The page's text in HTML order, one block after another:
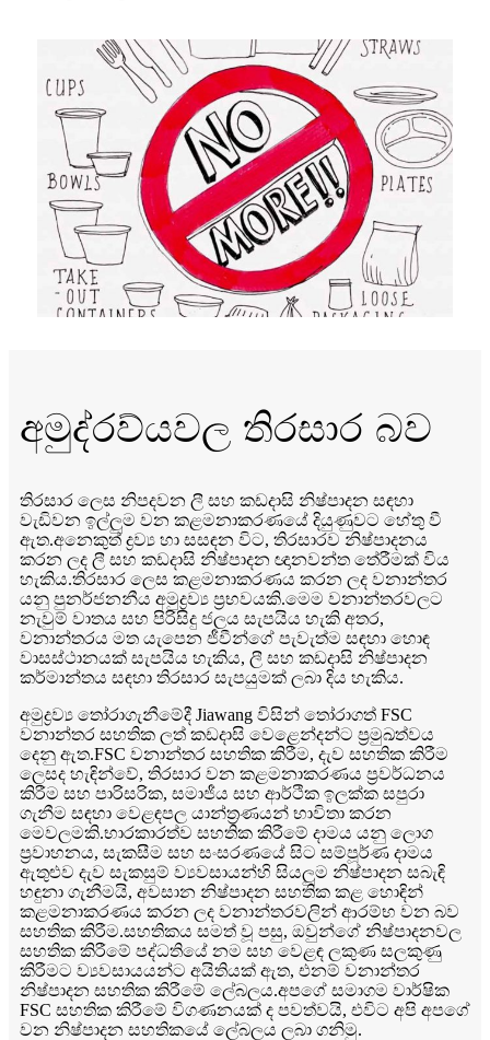
අමුද්රව්යවල තිරසාර බව
තිරසාර ලෙස නිපදවන ලී සහ කඩදාසි නිෂ්පාදන සඳහා
වැඩිවන ඉල්ලුම වන කළමනාකරණයේ දියුණුවට හේතු වී
ඇත.අනෙකුත් ද්‍රව්‍ය හා සසඳන විට, තිරසාරව නිෂ්පාදනය
කරන ලද ලී සහ කඩදාසි නිෂ්පාදන ඥානවන්ත තේරීමක් විය
හැකිය.තිරසාර ලෙස කළමනාකරණය කරන ලද වනාන්තර
යනු පුනර්ජනනීය අමුද්‍රව්‍ය ප්‍රභවයකි.මෙම වනාන්තරවලට
නැවුම් වාතය සහ පිරිසිදු ජලය සැපයිය හැකි අතර,
වනාන්තරය මත යැපෙන ජීවීන්ගේ පැවැත්ම සඳහා හොඳ
වාසස්ථානයක් සැපයිය හැකිය, ලී සහ කඩදාසි නිෂ්පාදන
කර්මාන්තය සඳහා තිරසාර සැපයුමක් ලබා දිය හැකිය.
අමුද්‍රව්‍ය තෝරාගැනීමේදී Jiawang විසින් තෝරාගත් FSC
වනාන්තර සහතික ලත් කඩදාසි වෙළෙන්දන්ට ප්‍රමුඛත්වය
දෙනු ඇත.FSC වනාන්තර සහතික කිරීම, දැව සහතික කිරීම
ලෙසද හැඳින්වේ, තිරසාර වන කළමනාකරණය ප්‍රවර්ධනය
කිරීම සහ පාරිසරික, සමාජීය සහ ආර්ථික ඉලක්ක සපුරා
ගැනීම සඳහා වෙළඳපල යාන්ත්‍රණයන් භාවිතා කරන
මෙවලමකි.භාරකාරත්ව සහතික කිරීමේ දාමය යනු ලොග
ප්‍රවාහනය, සැකසීම සහ සංසරණයේ සිට සම්පූර්ණ දාමය
ඇතුළුව දැව සැකසුම් ව්‍යවසායන්හි සියලුම නිෂ්පාදන සබැඳි
හඳුනා ගැනීමයි, අවසාන නිෂ්පාදන සහතික කළ හොඳින්
කළමනාකරණය කරන ලද වනාන්තරවලින් ආරම්භ වන බව
සහතික කිරීම.සහතිකය සමත් වූ පසු, ඔවුන්ගේ නිෂ්පාදනවල
සහතික කිරීමේ පද්ධතියේ නම සහ වෙළඳ ලකුණ සලකුණු
කිරීමට ව්‍යවසායයන්ට අයිතියක් ඇත, එනම් වනාන්තර
නිෂ්පාදන සහතික කිරීමේ ලේබලය.අපගේ සමාගම වාර්ෂික
FSC සහතික කිරීමේ විගණනයක් ද පවත්වයි, එවිට අපි අපගේ
වන නිෂ්පාදන සහතිකයේ ලේබලය ලබා ගනිමු.